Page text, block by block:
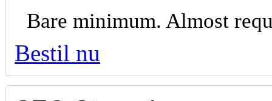
Bare minimum. Almost
Bestil nu